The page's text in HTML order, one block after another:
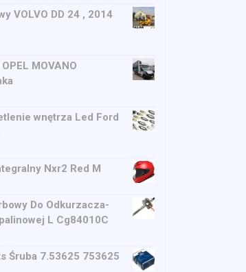
VOLVO DD 24 , 2014
MOVANO
wnętrza Led Ford
Nxr2 Red M
Do Odkurzacza-
L Cg84010C
Śruba 7.53625 753625